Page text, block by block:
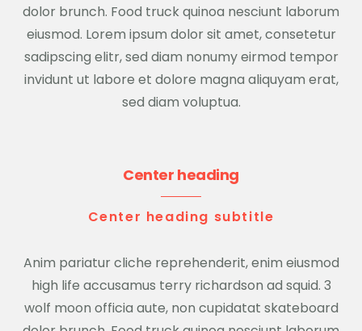
dolor brunch. Food truck quinoa nesciunt laborum
eiusmod. Lorem ipsum dolor sit amet, consetetur
sadipscing elitr, sed diam nonumy eirmod tempor
invidunt ut labore et dolore magna aliquyam erat,
sed diam voluptua.
Center heading
Center heading subtitle
Anim pariatur cliche reprehenderit, enim eiusmod
high life accusamus terry richardson ad squid. 3
wolf moon officia aute, non cupidatat skateboard